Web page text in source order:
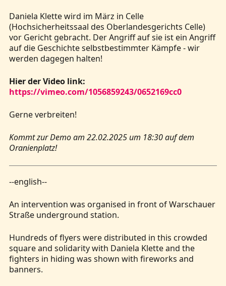
Daniela Klette wird im März in Celle
(Hochsicherheitssaal des Oberlandesgerichts Celle)
vor Gericht gebracht. Der Angriff auf sie ist ein Angriff
auf die Geschichte selbstbestimmter Kämpfe - wir
werden dagegen halten!
Hier der Video link:
https://vimeo.com/1056859243/0652169cc0
Gerne verbreiten!
Kommt zur Demo am 22.02.2025 um 18:30 auf dem
Oranienplatz!
--english--
An intervention was organised in front of Warschauer
Straße underground station.
Hundreds of flyers were distributed in this crowded
square and solidarity with Daniela Klette and the
fighters in hiding was shown with fireworks and
banners.